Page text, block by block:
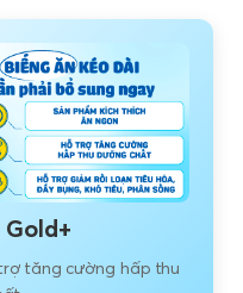
tăng cường hấp thu